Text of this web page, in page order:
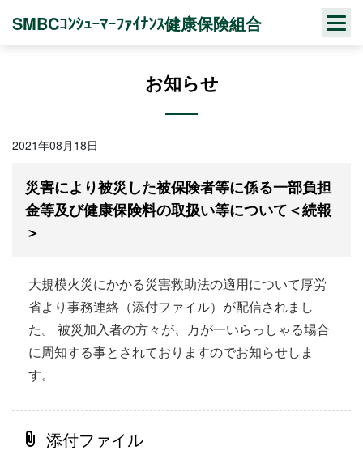
SMBCｺﾝｼｭｰﾏｰﾌｧｲﾅﾝｽ健康保険組合
お知らせ
2021年08月18日
災害により被災した被保険者等に係る一部負担
金等及び健康保険料の取扱い等について＜続報
＞
大規模火災にかかる災害救助法の適用について厚労
省より事務連絡（添付ファイル）が配信されまし
た。 被災加入者の方々が、万が一いらっしゃる場合
に周知する事とされておりますのでお知らせしま
す。
添付ファイル